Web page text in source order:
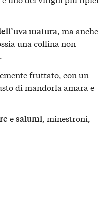
matura, ma anche
una collina non
fruttato, con un
di mandorla amara e
esalumi , minestroni,